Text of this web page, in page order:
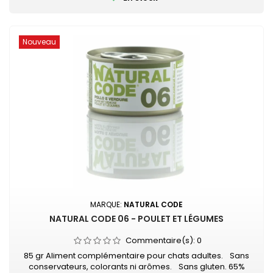
Nouveau
MARQUE: NATURAL CODE
NATURAL CODE 06 - POULET ET LÉGUMES
Commentaire(s): 0
85 gr Aliment complémentaire pour chats adultes. Sans
conservateurs, colorants ni arômes. Sans gluten. 65%